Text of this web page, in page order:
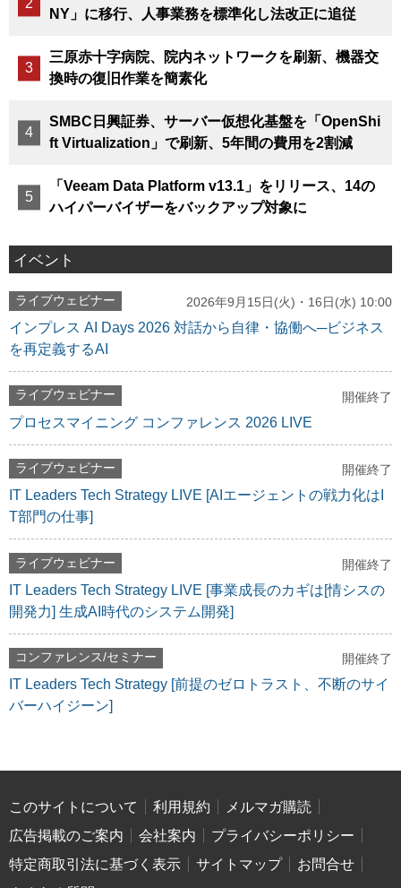
NY」に移行、人事業務を標準化し法改正に追従
三原赤十字病院、院内ネットワークを刷新、機器交
換時の復旧作業を簡素化
SMBC日興証券、サーバー仮想化基盤を「OpenShi
ft Virtualization」で刷新、5年間の費用を2割減
「Veeam Data Platform v13.1」をリリース、14の
ハイパーバイザーをバックアップ対象に
イベント
ライブウェビナー 2026年9月15日(火)・16日(水) 10:00
インプレス AI Days 2026 対話から自律・協働へ─ビジネス
を再定義するAI
ライブウェビナー 開催終了
プロセスマイニング コンファレンス 2026 LIVE
ライブウェビナー 開催終了
IT Leaders Tech Strategy LIVE [AIエージェントの戦力化はI
T部門の仕事]
ライブウェビナー 開催終了
IT Leaders Tech Strategy LIVE [事業成長のカギは[情シスの
開発力] 生成AI時代のシステム開発]
コンファレンス/セミナー 開催終了
IT Leaders Tech Strategy [前提のゼロトラスト、不断のサイ
バーハイジーン]
このサイトについて 利用規約
メルマガ購読
広告掲載のご案内
会社案内
プライバシーポリシー
特定商取引法に基づく表示
サイトマップ
お問合せ